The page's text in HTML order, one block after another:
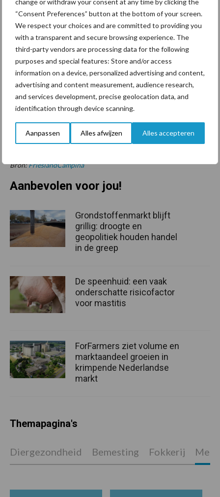
“Consent Preferences” button at the bottom of your screen.
We respect your choices and are committed to providing you
with a transparent and secure browsing experience. The
third-party vendors are processing data for the following
purposes and special features: Store and/or access
information on a device, personalized advertising and content,
advertising and content measurement, audience research,
and services development, precise geolocation data, and
identification through device scanning.
Aanpassen Alles afwijzen Alles accepteren
en het melkgeld ontstaat door verrekening van inhoudingen,
kosten en toeslagen.
Voor dit kalenderjaar zijn de seizoensgebonden toeslagen en
kortingen als volgt vastgesteld: januari 2,00 euro; februari 2,00
euro, maart -1,00 euro; april -3,00 euro; mei -4,00 euro; juni -5,00
euro; juli -4,00 euro; augustus 1,00 euro; september 2,00 euro;
oktober 4,00 euro; november 4,00 euro; december 3,00 euro.
Bovenop de Integrale Bio-Melkprijs kunnen leden van
ontvangen, waarvan de hoogte afhankelijk is van het resultaat
van FrieslandCampina en het reserveringsbeleid.
Bron:FrieslandCampina
Aanbevolen voor jou!
Grondstoffenmarkt blijft
grillig: droogte en
geopolitiek houden handel
in de greep
De speenhuid: een vaak
onderschatte risicofactor
voor mastitis
ForFarmers ziet volume en
marktaandeel groeien in
krimpende Nederlandse
markt
Themapagina's
Diergezondheid Bemesting Fokkerij